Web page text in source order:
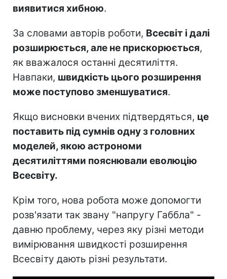
виявитися хибною.
За словами авторів роботи, Всесвіт і далі
розширюється, але не прискорюється,
як вважалося останні десятиліття.
Навпаки, швидкість цього розширення
може поступово зменшуватися.
Якщо висновки вчених підтвердяться, це
поставить під сумнів одну з головних
моделей, якою астрономи
десятиліттями пояснювали еволюцію
Всесвіту.
Крім того, нова робота може допомогти
розв'язати так звану "напругу Габбла" -
давню проблему, через яку різні методи
вимірювання швидкості розширення
Всесвіту дають різні результати.